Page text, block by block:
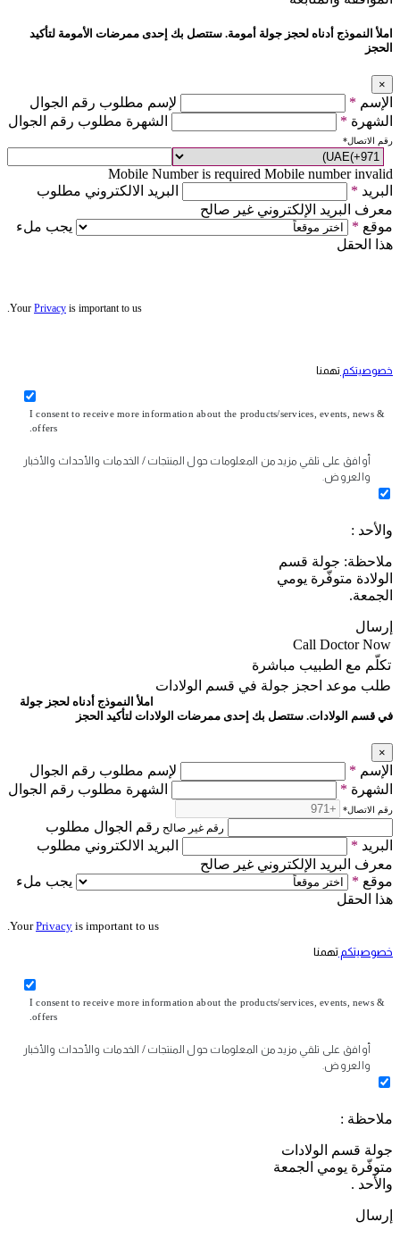
املأ النموذج أدناه لحجز جولة أمومة. ستتصل بك إحدى ممرضات الأمومة لتأكيد
الحجز
×
الإسم *
لإسم مطلوب رقم الجوال
الشهرة * الشهرة مطلوب رقم الجوال
رقم الاتصال*
Mobile Number is required Mobile number invalid
البريد *
البريد الالكتروني مطلوب
معرف البريد الإلكتروني غير صالح
موقع *
يجب ملء
هذا الحقل
Your Privacy is important to us.
خصوصيتكم تهمنا
I consent to receive more information about the products/services, events, news &
offers.
أوافق على تلقي مزيد من المعلومات حول المنتجات / الخدمات والأحداث والأخبار
والعروض.
والأحد :
ملاحظة: جولة قسم
الولادة متوفّرة يومي
الجمعة.
إرسال
Call Doctor Now
تكلّم مع الطبيب مباشرة
طلب موعد احجز جولة في قسم الولادات
املأ النموذج أدناه لحجز جولة
في قسم الولادات. ستتصل بك إحدى ممرضات الولادات لتأكيد الحجز
×
الإسم *
لإسم مطلوب رقم الجوال
الشهرة * الشهرة مطلوب رقم الجوال
رقم الاتصال*
رقم غير صالح رقم الجوال مطلوب
البريد *
البريد الالكتروني مطلوب
معرف البريد الإلكتروني غير صالح
موقع *
يجب ملء
هذا الحقل
YourPrivacy is important to us.
خصوصيتكم تهمنا
I consent to receive more information about the products/services, events, news &
offers.
أوافق على تلقي مزيد من المعلومات حول المنتجات / الخدمات والأحداث والأخبار
والعروض.
ملاحظة :
جولة قسم الولادات
متوفّرة يومي الجمعة
والأحد .
إرسال